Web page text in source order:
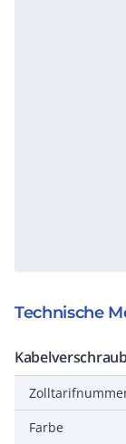
Technische
Farbe